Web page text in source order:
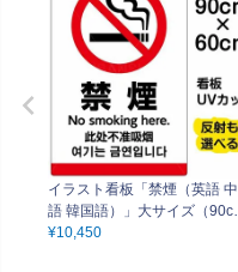
イラスト看板「禁煙（英語
語 韓国語）」大サイズ（
60cm） 取付穴8ヶ所あり 表示
¥10,450